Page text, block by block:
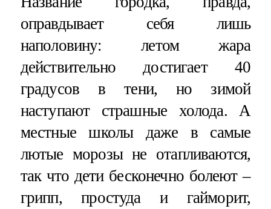
оправдывает себя лишь
наполовину: летом жара
действительно достигает 40
градусов в тени, но зимой
наступают страшные холода. А
местные школы даже в самые
лютые морозы не отапливаются,
так что дети бесконечно болеют –
грипп, простуда и гайморит,